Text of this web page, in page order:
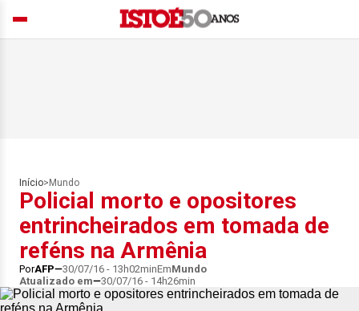
Início> Mundo
Policial morto e opositores
entrincheirados em tomada de
reféns na Armênia
PorAFP 30/07/16 - 13h02minEmMundo
Atualizado em
30/07/16 - 14h26min